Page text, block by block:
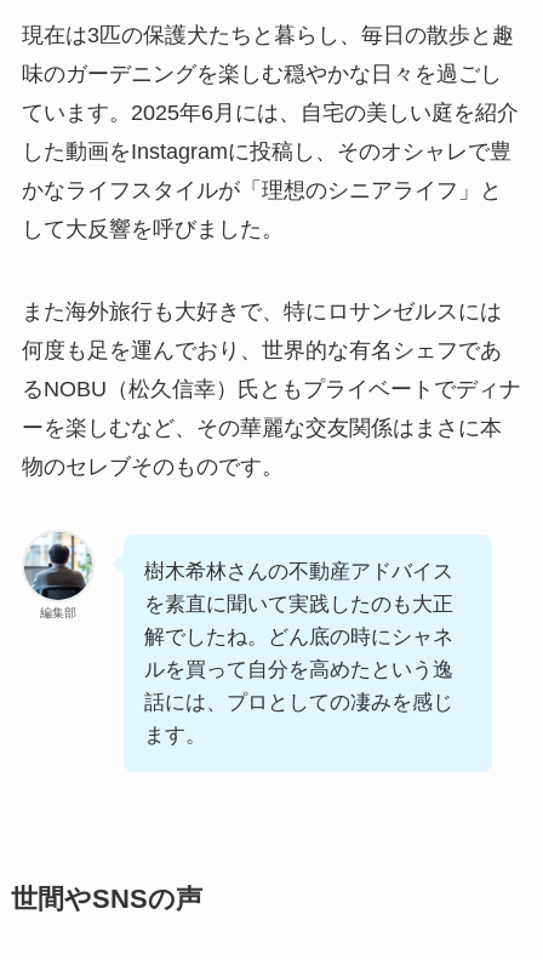
現在は3匹の保護犬たちと暮らし、毎日の散歩と趣
味のガーデニングを楽しむ穏やかな日々を過ごし
ています。2025年6月には、自宅の美しい庭を紹介
した動画をInstagramに投稿し、そのオシャレで豊
かなライフスタイルが「理想のシニアライフ」と
して大反響を呼びました。
また海外旅行も大好きで、特にロサンゼルスには
何度も足を運んでおり、世界的な有名シェフであ
るNOBU（松久信幸）氏ともプライベートでディナ
ーを楽しむなど、その華麗な交友関係はまさに本
物のセレブそのものです。
編集部
樹木希林さんの不動産アドバイス
を素直に聞いて実践したのも大正
解でしたね。どん底の時にシャネ
ルを買って自分を高めたという逸
話には、プロとしての凄みを感じ
ます。
世間やSNSの声